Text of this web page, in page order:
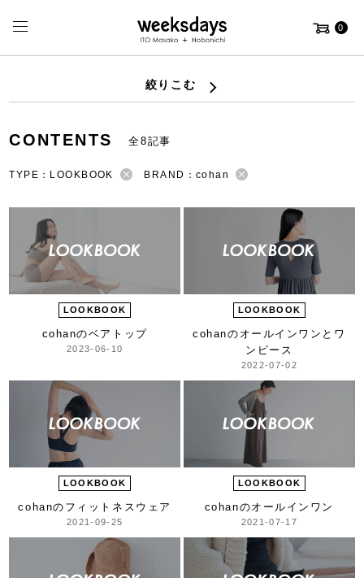
0
絞りこむ
CONTENTS 全8記事
TYPE：LOOKBOOK BRAND：cohan
LOOKBOOK
cohanのベアトップ
2023-06-10
LOOKBOOK
cohanの オールインワンとワ
ンピース
2022-07-02
LOOKBOOK
cohanのフィットネスウェア
2021-09-25
LOOKBOOK
cohanのオールインワン
2021-07-17